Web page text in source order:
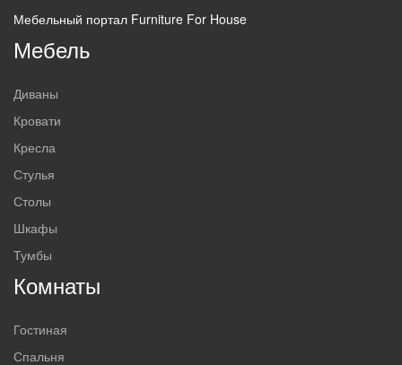
Мебельный портал Furniture For House
Мебель
Диваны
Кровати
Кресла
Стулья
Столы
Шкафы
Тумбы
Комнаты
Гостиная
Спальня